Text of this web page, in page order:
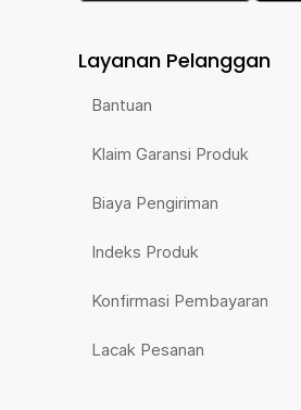
Layanan Pelanggan
Bantuan
Klaim Garansi Produk
Biaya Pengiriman
Indeks Produk
Konfirmasi Pembayaran
Lacak Pesanan